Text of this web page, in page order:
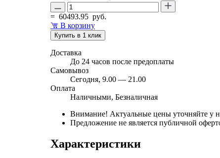
= 60493.95 руб.
В корзину
Купить в 1 клик
Доставка
До 24 часов после предоплаты
Самовывоз
Сегодня, 9.00 — 21.00
Оплата
Наличными, Безналичная
Внимание! Актуальные цены уточняйте у
Предложение не является публичной
Характеристики